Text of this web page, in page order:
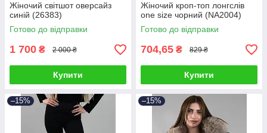
Жіночий світшот оверсайз
синій (26383)
Готово до відправки
1 700 ₴ 2 000 ₴
Купити
Жіночий кроп-топ лонгслів
one size чорний (NA2004)
Готово до відправки
704,65 ₴ 829 ₴
Купити
–15% –15%